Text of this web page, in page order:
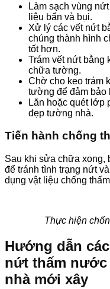
Làm sạch vùng
liệu bẩn và bụi.
Xử lý các vết nứt
chúng thành hình
tốt hơn.
Trám vết nứt bằng
chữa tường.
Chờ cho keo trám
tường để đảm bảo
Lăn hoặc quét lớp
đẹp tường nhà.
Tiến hành chống
Sau khi sửa chữa xong,
để tránh tình trạng nứt
dụng vật liệu chống
Thực hiện
Hướng dẫn
nứt thấm
nhà mới xây